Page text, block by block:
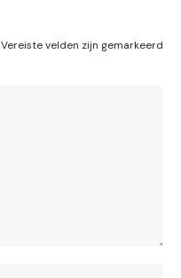
Vereiste velden zijn gemarkeerd